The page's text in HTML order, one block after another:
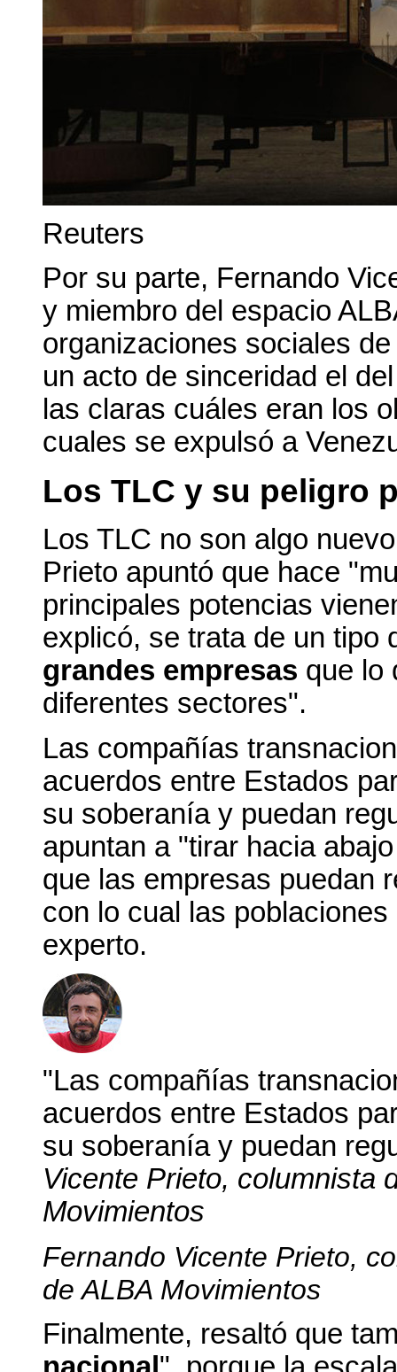
Reuters
Por su parte, Fernando
y miembro del espacio
organizaciones sociales
un acto de sinceridad el
las claras cuáles eran los
cuales se expulsó a
Los TLC y su peligro
Los TLC no son algo
Prieto apuntó que hace
principales potencias
explicó, se trata de un tipo
grandes empresas que lo
diferentes sectores".
Las compañías
acuerdos entre Estados
su soberanía y puedan
apuntan a "tirar hacia
que las empresas puedan
con lo cual las
experto.
"Las compañías
acuerdos entre Estados
su soberanía y puedan
Vicente Prieto, columnista
Movimientos
Fernando Vicente Prieto,
de ALBA Movimientos
Finalmente, resaltó que